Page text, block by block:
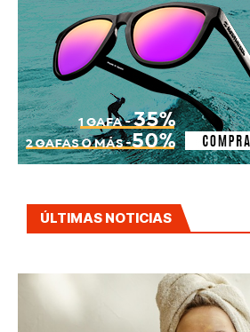
ÚLTIMAS NOTICIAS